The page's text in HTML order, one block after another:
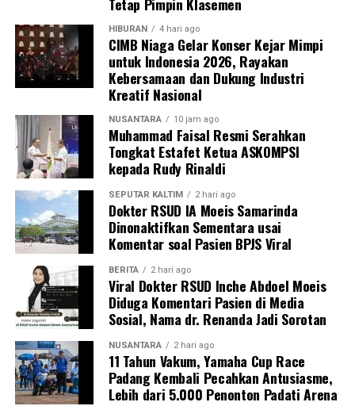
HIBURAN 4 hari ago
CIMB Niaga Gelar Konser Kejar Mimpi
untuk Indonesia 2026, Rayakan
Kebersamaan dan Dukung Industri
Kreatif Nasional
NUSANTARA 10 jam ago
Muhammad Faisal Resmi Serahkan
Tongkat Estafet Ketua ASKOMPSI
kepada Rudy Rinaldi
SEPUTAR KALTIM 2 hari ago
Dokter RSUD IA Moeis Samarinda
Dinonaktifkan Sementara usai
Komentar soal Pasien BPJS Viral
BERITA 2 hari ago
Viral Dokter RSUD Inche Abdoel Moeis
Diduga Komentari Pasien di Media
Sosial, Nama dr. Renanda Jadi Sorotan
NUSANTARA 2 hari ago
11 Tahun Vakum, Yamaha Cup Race
Padang Kembali Pecahkan Antusiasme,
Lebih dari 5.000 Penonton Padati Arena